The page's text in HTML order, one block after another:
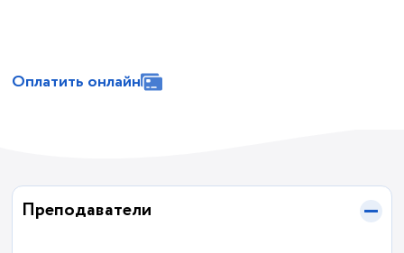
Оплатить онлайн
Преподаватели